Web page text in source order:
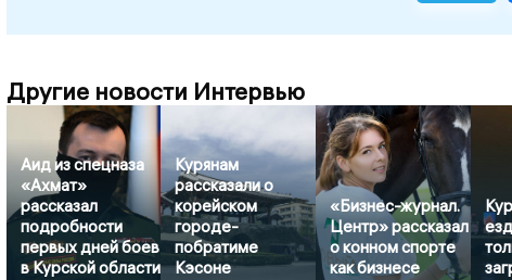
Другие новости Интервью
Аид из спецназа
«Ахмат»
рассказал
подробности
первых дней боев
в Курской области
Курянам
рассказали о
корейском
городе-
побратиме
Кэсоне
«Бизнес-журнал.
Центр» рассказал
о конном спорте
как бизнесе